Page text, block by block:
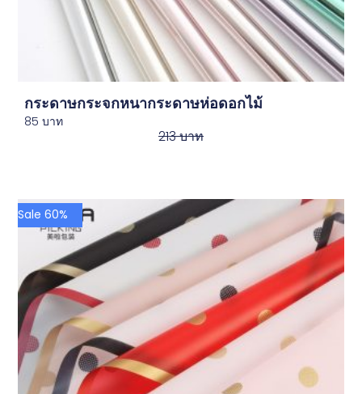
กระดาษกระจกหนากระดาษห่อดอกไม้
213บาท
85บาท
Sale 60%